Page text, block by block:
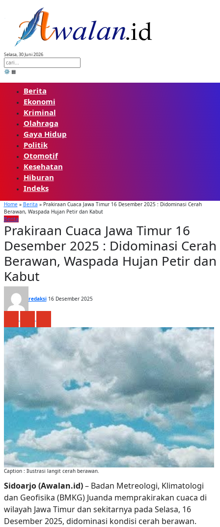
Selasa, 30 Juni 2026
⚙️ ▦
Berita
Ekonomi
Kriminal
Olahraga
Gaya Hidup
Politik
Otomotif
Kesehatan
Hiburan
Indeks
Home» Berita » Prakiraan Cuaca Jawa Timur 16 Desember 2025 : Didominasi Cerah
Berawan, Waspada Hujan Petir dan Kabut
Berita
Prakiraan Cuaca Jawa Timur 16
Desember 2025 : Didominasi Cerah
Berawan, Waspada Hujan Petir dan
Kabut
redaksi 16 Desember 2025
Caption : Ilustrasi langit cerah berawan.
Sidoarjo (Awalan.id)– Badan Metreologi, Klimatologi
dan Geofisika (BMKG) Juanda memprakirakan cuaca di
wilayah Jawa Timur dan sekitarnya pada Selasa, 16
Desember 2025, didominasi kondisi cerah berawan.